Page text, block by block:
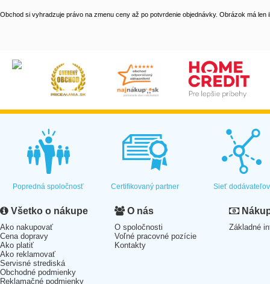
Obchod si vyhradzuje právo na zmenu ceny až po potvrdenie objednávky. Obrázok má len
Popredná spoločnosť Certifikovaný partner Sieť dodávateľov
Všetko o nákupe
Ako nakupovať
Cena dopravy
Ako platiť
Ako reklamovať
Servisné strediská
Obchodné podmienky
Reklamačné podmienky
O nás
O spoločnosti
Voľné pracovné pozície
Kontakty
Základné